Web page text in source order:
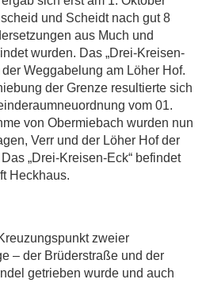
und Scheidt nach gut 8
aus Much und
wurden. Das „Drei-Kreisen-
Weggabelung am Löher Hof.
der Grenze resultierte sich
vom 01.
von Obermiebach wurden nun
Verr und der Löher Hof der
„Drei-Kreisen-Eck“ befindet
Heckhaus.
zweier
– der Brüderstraße und der
getrieben wurde und auch